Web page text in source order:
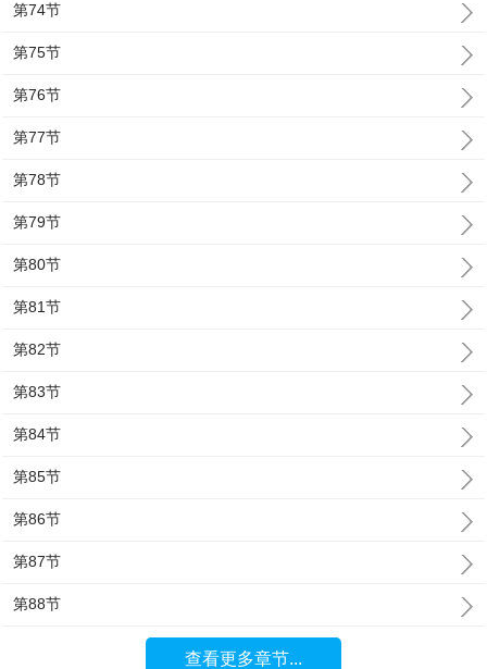
第74节
第75节
第76节
第77节
第78节
第79节
第80节
第81节
第82节
第83节
第84节
第85节
第86节
第87节
第88节
查看更多章节...